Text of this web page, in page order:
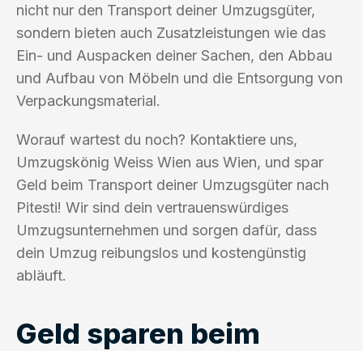
nicht nur den Transport deiner Umzugsgüter,
sondern bieten auch Zusatzleistungen wie das
Ein- und Auspacken deiner Sachen, den Abbau
und Aufbau von Möbeln und die Entsorgung von
Verpackungsmaterial.
Worauf wartest du noch? Kontaktiere uns,
Umzugskönig Weiss Wien aus Wien, und spar
Geld beim Transport deiner Umzugsgüter nach
Pitesti! Wir sind dein vertrauenswürdiges
Umzugsunternehmen und sorgen dafür, dass
dein Umzug reibungslos und kostengünstig
abläuft.
Geld sparen beim